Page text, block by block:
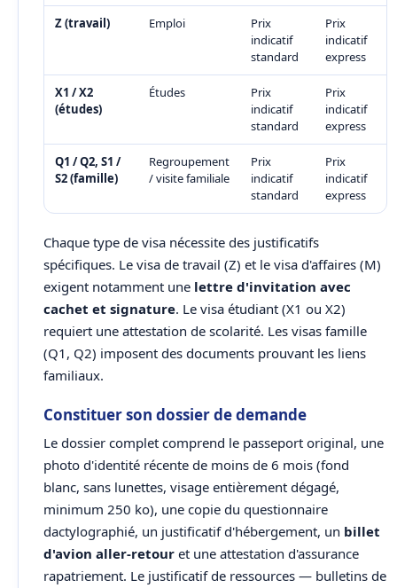
Z (travail) Emploi
Prix
indicatif
standard
Prix
indicatif
express
X1 / X2
(études)
Études
Prix
indicatif
standard
Prix
indicatif
express
Q1 / Q2, S1 /
S2 (famille)
Regroupement
/ visite familiale
Prix
indicatif
standard
Prix
indicatif
express
Chaque type de visa nécessite des justificatifs
spécifiques. Le visa de travail (Z) et le visa d'affaires (M)
exigent notamment une lettre d'invitation avec
cachet et signature. Le visa étudiant (X1 ou X2)
requiert une attestation de scolarité. Les visas famille
(Q1, Q2) imposent des documents prouvant les liens
familiaux.
Constituer son dossier de demande
Le dossier complet comprend le passeport original, une
photo d'identité récente de moins de 6 mois (fond
blanc, sans lunettes, visage entièrement dégagé,
minimum 250 ko), une copie du questionnaire
dactylographié, un justificatif d'hébergement, un billet
d'avion aller-retour et une attestation d'assurance
rapatriement. Le justificatif de ressources — bulletins de